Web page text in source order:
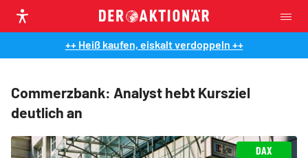
++ Heiß kaufen, eiskalt verdoppeln ++
Commerzbank: Analyst hebt Kursziel
deutlich an
DAX